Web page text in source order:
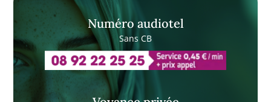
Numéro audiotel
Sans CB